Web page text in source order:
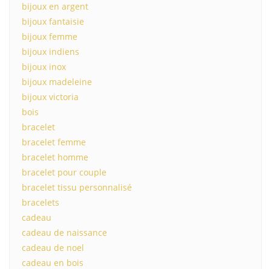
bijoux en argent
bijoux fantaisie
bijoux femme
bijoux indiens
bijoux inox
bijoux madeleine
bijoux victoria
bois
bracelet
bracelet femme
bracelet homme
bracelet pour couple
bracelet tissu personnalisé
bracelets
cadeau
cadeau de naissance
cadeau de noel
cadeau en bois